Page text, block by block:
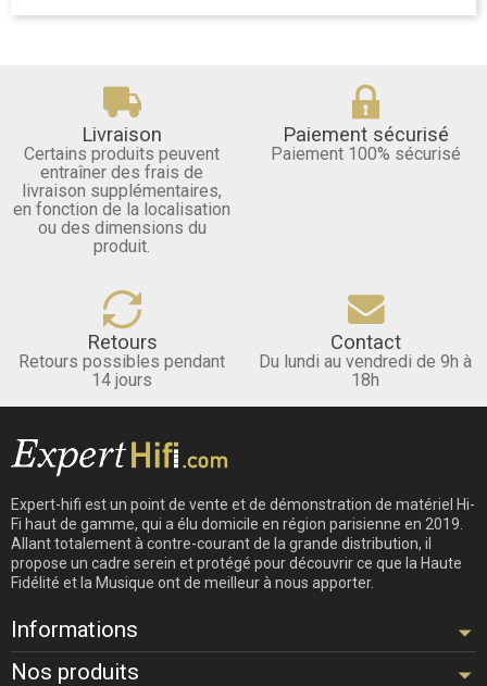
Livraison
Certains produits peuvent
entraîner des frais de
livraison supplémentaires,
en fonction de la localisation
ou des dimensions du
produit.
Paiement sécurisé
Paiement 100% sécurisé
Retours
Retours possibles pendant
14 jours
Contact
Du lundi au vendredi de 9h à
18h
Expert-hifi est un point de vente et de démonstration de matériel Hi-
Fi haut de gamme, qui a élu domicile en région parisienne en 2019.
Allant totalement à contre-courant de la grande distribution, il
propose un cadre serein et protégé pour découvrir ce que la Haute
Fidélité et la Musique ont de meilleur à nous apporter.
Informations
Nos produits